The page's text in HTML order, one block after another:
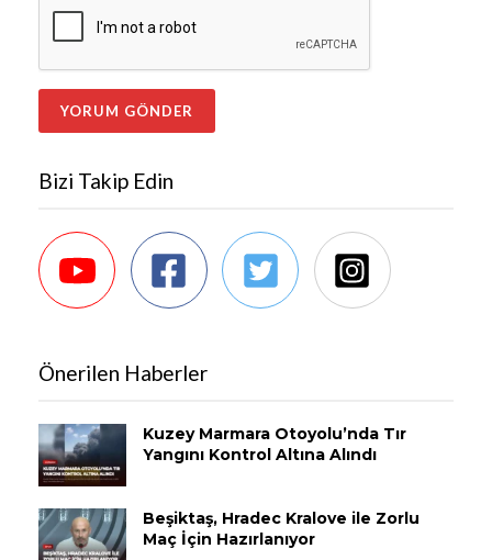
Bizi Takip Edin
Önerilen Haberler
Kuzey Marmara Otoyolu’nda Tır
Yangını Kontrol Altına Alındı
Beşiktaş, Hradec Kralove ile Zorlu
Maç İçin Hazırlanıyor